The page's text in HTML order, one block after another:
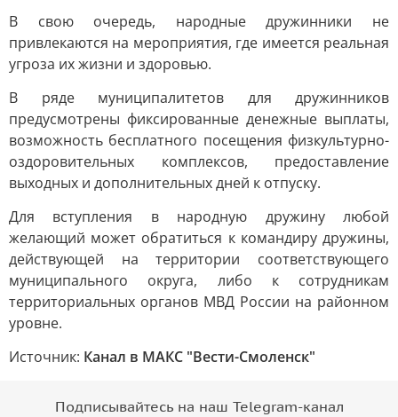
В свою очередь, народные дружинники не
привлекаются на мероприятия, где имеется реальная
угроза их жизни и здоровью.
В ряде муниципалитетов для дружинников
предусмотрены фиксированные денежные выплаты,
возможность бесплатного посещения физкультурно-
оздоровительных комплексов, предоставление
выходных и дополнительных дней к отпуску.
Для вступления в народную дружину любой
желающий может обратиться к командиру дружины,
действующей на территории соответствующего
муниципального округа, либо к сотрудникам
территориальных органов МВД России на районном
уровне.
Источник: Канал в МАКС "Вести-Смоленск"
Подписывайтесь на наш Telegram-канал